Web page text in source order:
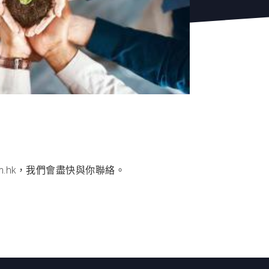
，我們會盡快與你聯絡。